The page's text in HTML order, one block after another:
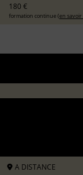
180 €
formation continue (en savoir
A DISTANCE